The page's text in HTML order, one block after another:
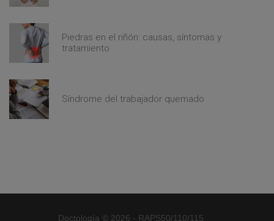
Piedras en el riñón: causas, síntomas y
tratamiento
Síndrome del trabajador quemado
Doctología © 2026 - RAPS50/110/115